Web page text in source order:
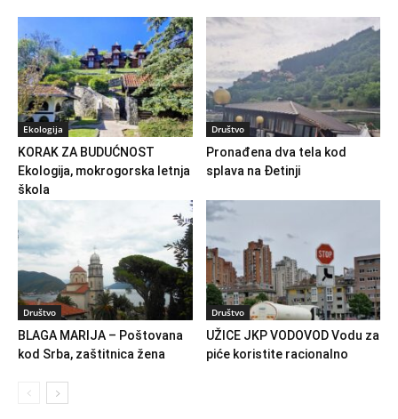
Ekologija
KORAK ZA BUDUĆNOST
Ekologija, mokrogorska letnja
škola
Društvo
Pronađena dva tela kod
splava na Đetinji
Društvo
BLAGA MARIJA – Poštovana
kod Srba, zaštitnica žena
Društvo
UŽICE JKP VODOVOD Vodu za
piće koristite racionalno